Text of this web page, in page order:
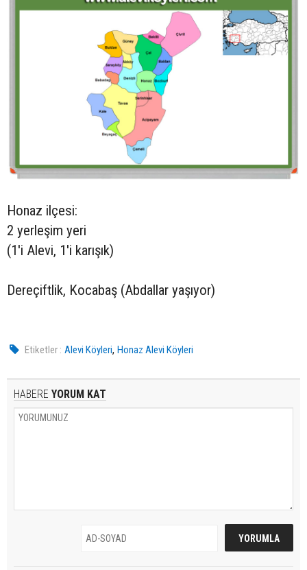
Honaz ilçesi:
2 yerleşim yeri
(1'i Alevi, 1'i karışık)
Dereçiftlik, Kocabaş (Abdallar yaşıyor)
Etiketler : Alevi Köyleri,Honaz Alevi Köyleri
HABERE YORUM KAT